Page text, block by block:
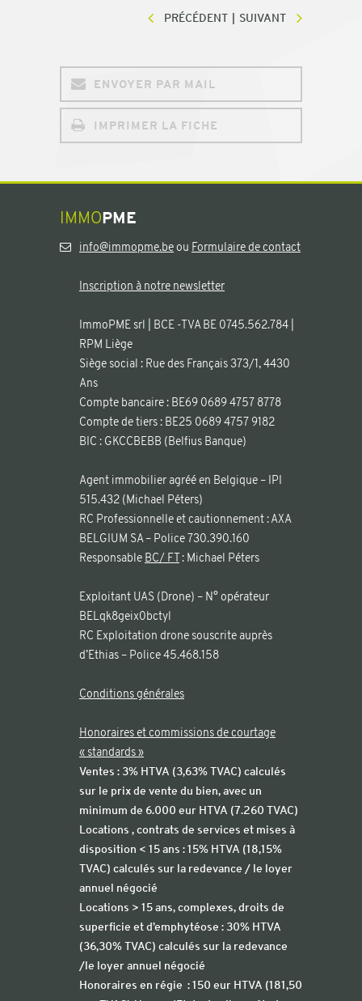
PRÉCÉDENT SUIVANT
ENVOYER PAR MAIL
IMPRIMER LA FICHE
IMMOPME
info@immopme.beou Formulaire de contact
Inscription à notre newsletter
ImmoPME srl | BCE -TVA BE 0745.562.784 |
RPM Liège
Siège social : Rue des Français 373/1, 4430
Ans
Compte bancaire : BE69 0689 4757 8778
Compte de tiers : BE25 0689 4757 9182
BIC : GKCCBEBB (Belfius Banque)
Agent immobilier agréé en Belgique – IPI
515.432 (Michael Péters)
RC Professionnelle et cautionnement : AXA
BELGIUM SA – Police 730.390.160
Responsable BC/ FT: Michael Péters
Exploitant UAS (Drone) – N° opérateur
BELqk8geix0bctyl
RC Exploitation drone souscrite auprès
d’Ethias – Police 45.468.158
Conditions générales
Honoraires et commissions de courtage
« standards »
Ventes : 3% HTVA (3,63% TVAC) calculés
sur le prix de vente du bien, avec un
minimum de 6.000 eur HTVA (7.260 TVAC)
Locations , contrats de services et mises à
disposition < 15 ans : 15% HTVA (18,15%
TVAC) calculés sur la redevance / le loyer
annuel négocié
Locations > 15 ans, complexes, droits de
superficie et d’emphytéose : 30% HTVA
(36,30% TVAC) calculés sur la redevance
/le loyer annuel négocié
Honoraires en régie : 150 eur HTVA (181,50